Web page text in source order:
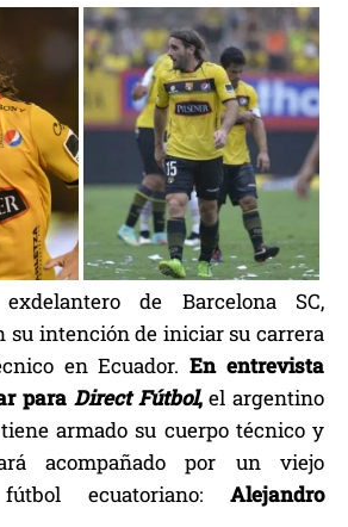
de Barcelona SC,
su intención de iniciar su carrera
en Ecuador.En entrevista
para Direct Fútbol,el argentino
armado su cuerpo técnico y
acompañado por un viejo
ecuatoriano: Alejandro